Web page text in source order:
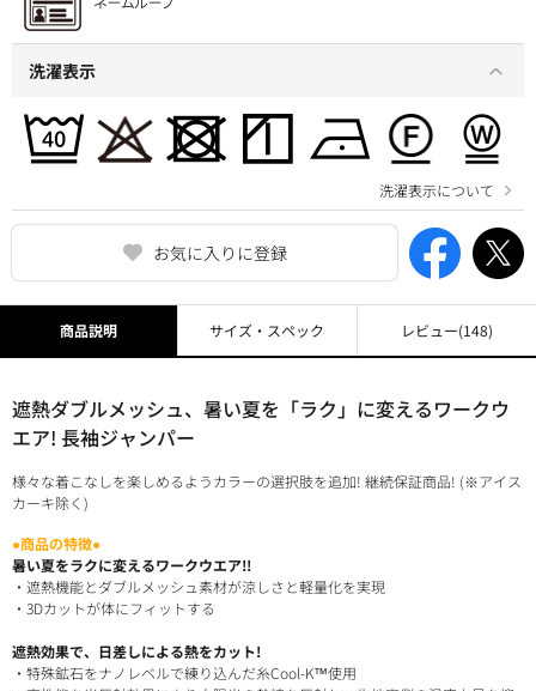
お気に入りに登録
洗濯表示
洗濯表示について
商品説明
遮熱ダブルメッシュ、暑い夏を「ラク」に変えるワークウ
エア! 長袖ジャンパー
様々な着こなしを楽しめるようカラーの選択肢を追加! 継続保証商品! (※アイス
カーキ除く)
●商品の特徴●
暑い夏をラクに変えるワークウエア!!
・遮熱機能とダブルメッシュ素材が涼しさと軽量化を実現
・3Dカットが体にフィットする
遮熱効果で、日差しによる熱をカット!
・特殊鉱石をナノレベルで練り込んだ糸Cool-K™使用
サイズ・スペック レビュー(148)